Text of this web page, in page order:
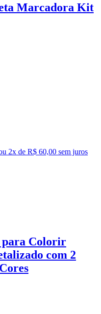
Marcadora Kit
2x de R$ 60,00 sem juros
para Colorir
com 2